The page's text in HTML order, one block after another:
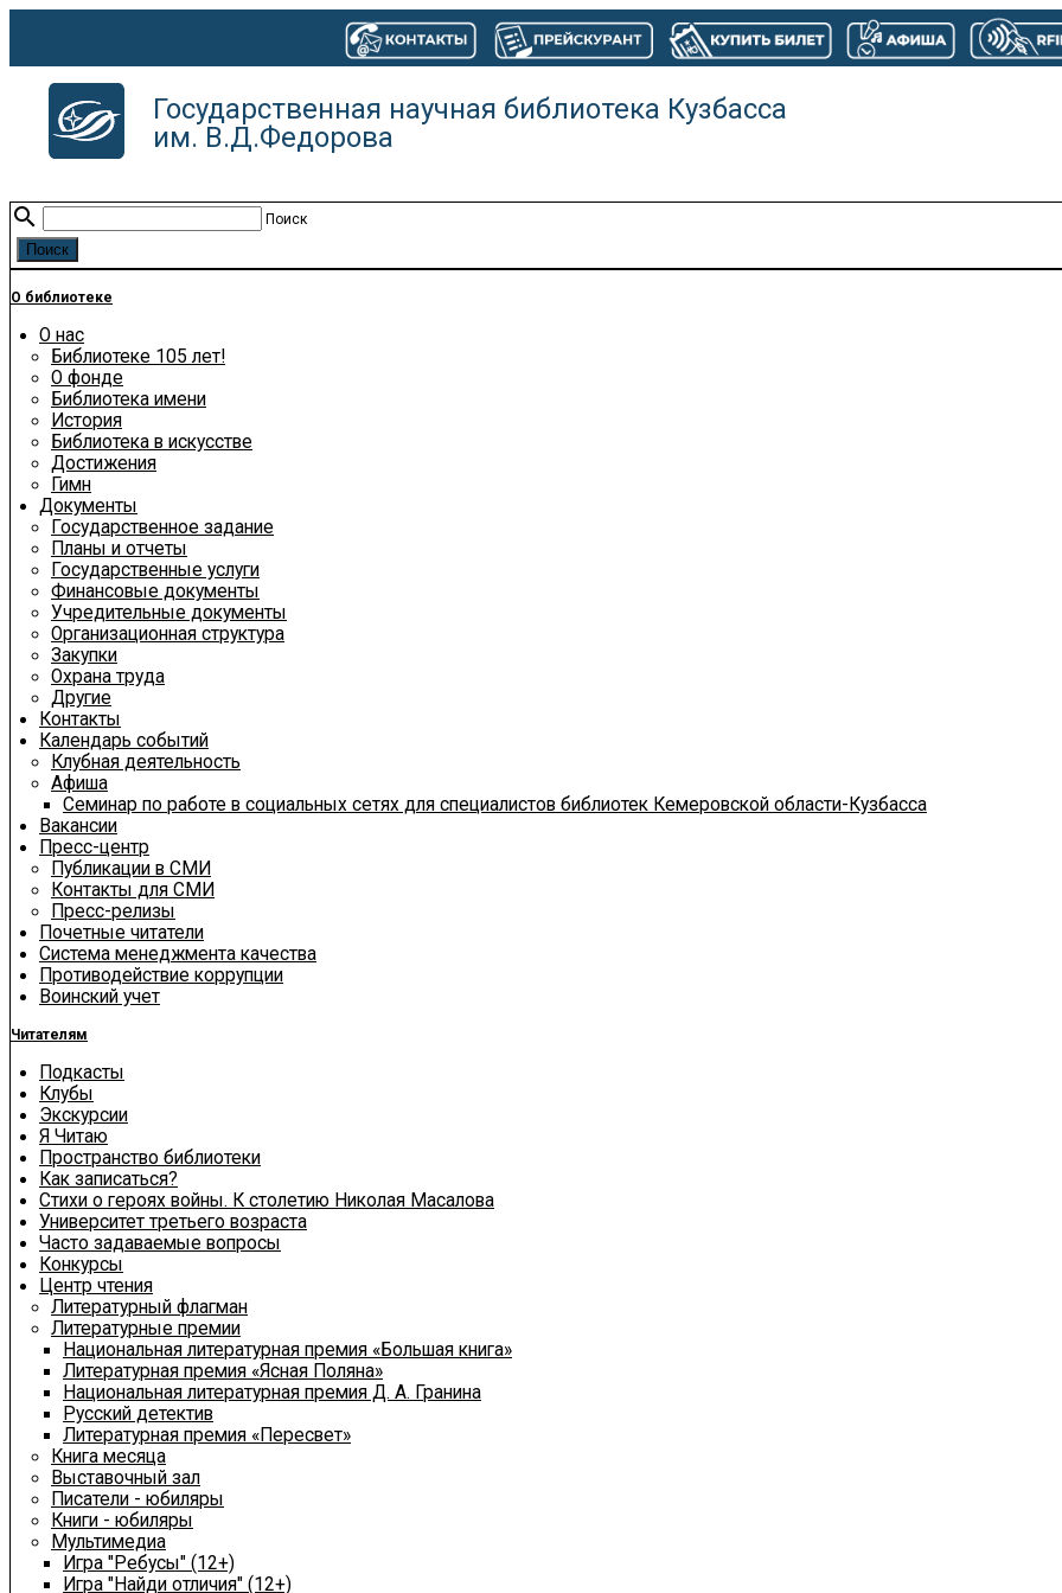
Государственная научная библиотека Кузбасса
им. В.Д.Федорова
search Поиск
О библиотеке
О нас
Библиотеке 105 лет!
О фонде
Библиотека имени
История
Библиотека в искусстве
Достижения
Гимн
Документы
Государственное задание
Планы и отчеты
Государственные услуги
Финансовые документы
Учредительные документы
Организационная структура
Закупки
Охрана труда
Другие
Контакты
Календарь событий
Клубная деятельность
Афиша
Семинар по работе в социальных сетях для специалистов библиотек Кемеровской области-Кузбасса
Вакансии
Пресс-центр
Публикации в СМИ
Контакты для СМИ
Пресс-релизы
Почетные читатели
Система менеджмента качества
Противодействие коррупции
Воинский учет
Читателям
Подкасты
Клубы
Экскурсии
Я Читаю
Пространство библиотеки
Как записаться?
Стихи о героях войны. К столетию Николая Масалова
Университет третьего возраста
Часто задаваемые вопросы
Конкурсы
Центр чтения
Литературный флагман
Литературные премии
Национальная литературная премия «Большая книга»
Литературная премия «Ясная Поляна»
Национальная литературная премия Д. А. Гранина
Русский детектив
Литературная премия «Пересвет»
Книга месяца
Выставочный зал
Писатели - юбиляры
Книги - юбиляры
Мультимедиа
Игра "Ребусы" (12+)
Игра "Найди отличия" (12+)